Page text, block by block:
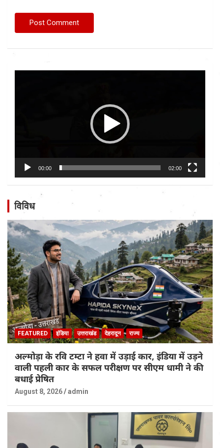
00:00 02:00
विविध
FEATURED इंडिया उत्तराखंड देहरादून राज्य
अल्मोड़ा के रवि टम्टा ने हवा में उड़ाई कार, इंडिया में उड़ने
वाली पहली कार के सफल परीक्षण पर सीएम धामी ने की
बधाई प्रेषित
August 8, 2026 admin